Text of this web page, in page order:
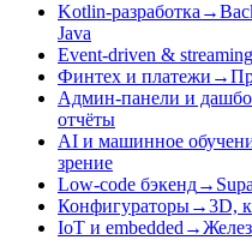
Kotlin-разработка →
Java
Event-driven & streaming
Финтех и платежи →
Админ-панели и
отчёты
AI и машинное
зрение
Low-code бэкенд→
Конфигураторы→3D,
IoT и embedded →